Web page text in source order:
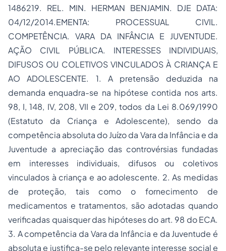
1486219. REL. MIN. HERMAN BENJAMIN. DJE DATA:
04/12/2014.EMENTA: PROCESSUAL CIVIL.
COMPETÊNCIA. VARA DA INFÂNCIA E JUVENTUDE.
AÇÃO CIVIL PÚBLICA. INTERESSES INDIVIDUAIS,
DIFUSOS OU COLETIVOS VINCULADOS À CRIANÇA E
AO ADOLESCENTE. 1. A pretensão deduzida na
demanda enquadra-se na hipótese contida nos arts.
98, I, 148, IV, 208, VII e 209, todos da Lei 8.069/1990
(Estatuto da Criança e Adolescente), sendo da
competência absoluta do Juízo da Vara da Infância e da
Juventude a apreciação das controvérsias fundadas
em interesses individuais, difusos ou coletivos
vinculados à criança e ao adolescente. 2. As medidas
de proteção, tais como o fornecimento de
medicamentos e tratamentos, são adotadas quando
verificadas quaisquer das hipóteses do art. 98 do ECA.
3. A competência da Vara da Infância e da Juventude é
absoluta e justifica-se pelo relevante interesse social e